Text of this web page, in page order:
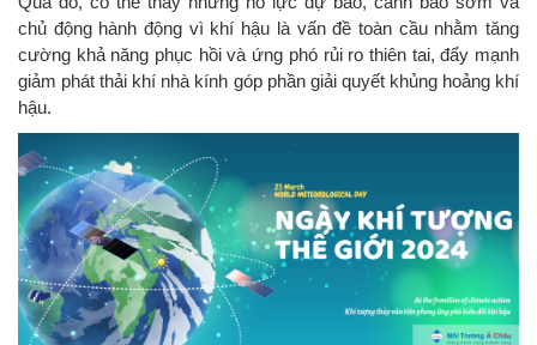
chủ động hành động vì khí hậu là vấn đề toàn cầu nhằm tăng
cường khả năng phục hồi và ứng phó rủi ro thiên tai, đẩy mạnh
giảm phát thải khí nhà kính góp phần giải quyết khủng hoảng khí
hậu.